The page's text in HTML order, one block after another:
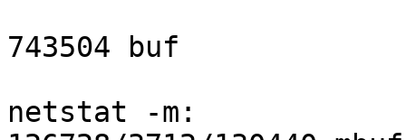
743504 buf
netstat -m: